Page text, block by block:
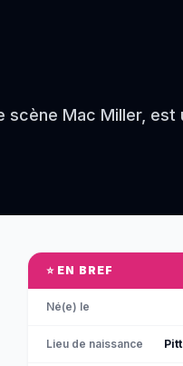
Mac Miller, est
⭐ EN BREF
Né(e) le
Lieu de naissance